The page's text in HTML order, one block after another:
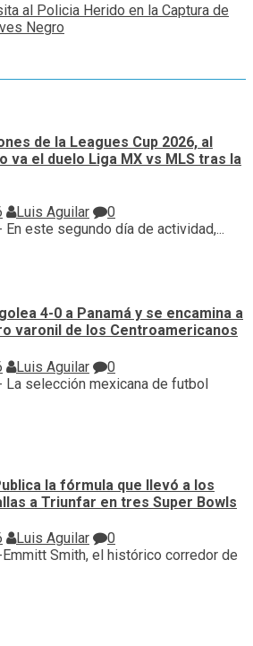
al Policia Herido en la Captura de
Negro
de la Leagues Cup 2026, al
va el duelo Liga MX vs MLS tras la
Luis Aguilar
0
En este segundo día de actividad,...
4-0 a Panamá y se encamina a
varonil de los Centroamericanos
Luis Aguilar
0
La selección mexicana de futbol
la fórmula que llevó a los
a Triunfar en tres Super Bowls
Luis Aguilar
0
Emmitt Smith, el histórico corredor de